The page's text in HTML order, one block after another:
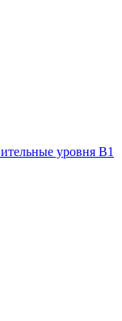
уровня B1